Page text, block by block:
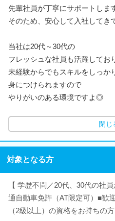
先輩社員が丁寧にサポートしま
そのため、安心して入社してき
当社は20代～30代の
フレッシュな社員も活躍してお
未経験からでもスキルをしっか
身につけられますので
やりがいのある環境ですよ◎
閉じ
対象となる方
【 学歴不問／20代、30代の社
通自動車免許（AT限定可）■歓
（2級以上）の資格をお持ちの方